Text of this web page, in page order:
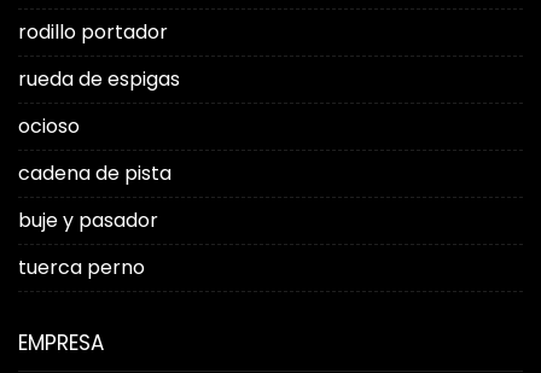
rodillo portador
rueda de espigas
ocioso
cadena de pista
buje y pasador
tuerca perno
EMPRESA